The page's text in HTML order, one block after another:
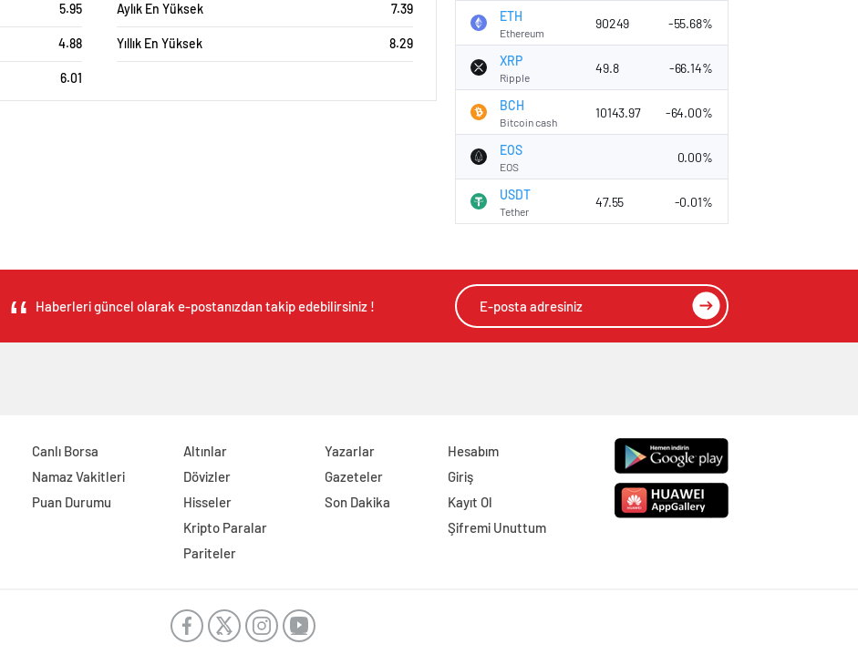
5.95 Aylık En Yüksek 7.39
4.88 Yıllık En Yüksek 8.29
6.01
ETH
Ethereum
90249 -55.68%
XRP
Ripple
49.8 -66.14%
BCH
Bitcoin cash
10143.97 -64.00%
EOS
EOS
0.00%
USDT
Tether
47.55 -0.01%
Haberleri güncel olarak e-postanızdan takip edebilirsiniz !
Canlı Borsa
Namaz Vakitleri
Puan Durumu
Altınlar
Dövizler
Hisseler
Kripto Paralar
Pariteler
Yazarlar
Gazeteler
Son Dakika
Hesabım
Giriş
Kayıt Ol
Şifremi Unuttum